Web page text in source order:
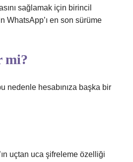
sağlamak için birincil
WhatsApp’ı en son sürüme
mi?
nedenle hesabınıza başka bir
uçtan uca şifreleme özelliği